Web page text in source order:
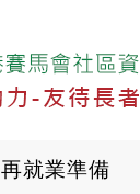
主
內
再就業準備